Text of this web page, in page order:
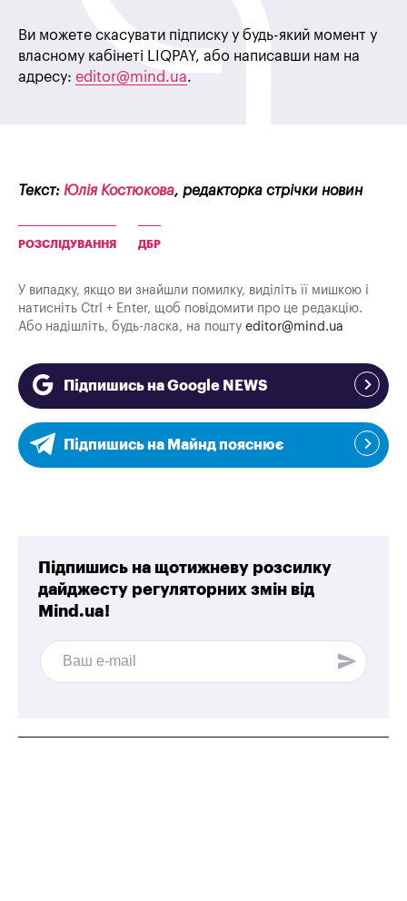
Ви можете скасувати підписку у будь-який момент у
власному кабінеті LIQPAY, або написавши нам на
адресу: editor@mind.ua.
Текст: Юлія Костюкова, редакторка стрічки новин
РОЗСЛІДУВАННЯ ДБР
У випадку, якщо ви знайшли помилку, виділіть її мишкою і
натисніть Ctrl + Enter, щоб повідомити про це редакцію.
Або надішліть, будь-ласка, на пошту editor@mind.ua
Підпишись на Google NEWS
Підпишись на Майнд пояснює
Підпишись на щотижневу розсилку
дайджесту регуляторних змін від
Mind.ua!